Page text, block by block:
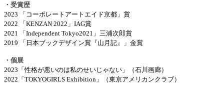
・受賞歴
2023
「コーポレートアートエイド京都」賞
2022
「 KENZAN 2022 」 IAG賞
2021
「 Independent Tokyo2021 」三浦次郎賞
2019
「日本ブックデザイン賞『山月記』」金賞
・個展
2023 「性格が悪いのは私のせいじゃない 」（石川画廊）
2022 「 TOKYOGIRLS Exhibition 」（東京アメリカンクラブ）